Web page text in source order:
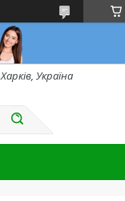
Харків, Україна